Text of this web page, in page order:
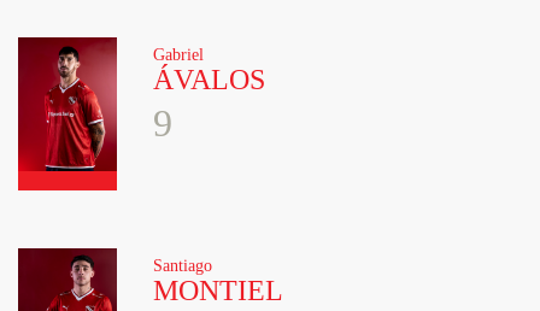
Gabriel
ÁVALOS
9
Santiago
MONTIEL